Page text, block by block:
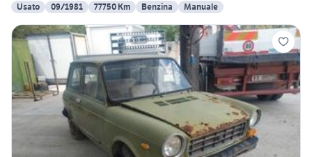
Usato
09/1981 77750 Km Benzina Manuale